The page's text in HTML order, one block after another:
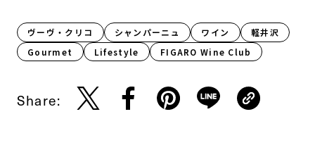
ヴーヴ・クリコ シャンパーニュ ワイン
軽井沢
Gourmet
Lifestyle​ FIGARO Wine Club
Share: